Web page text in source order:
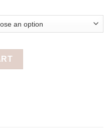
Rosas y Granates quantity